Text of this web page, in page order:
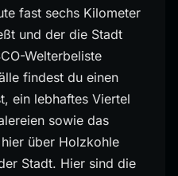
fast sechs Kilometer
und der die Stadt
Welterbeliste
findest du einen
ein lebhaftes Viertel
sowie das
über Holzkohle
Stadt. Hier sind die